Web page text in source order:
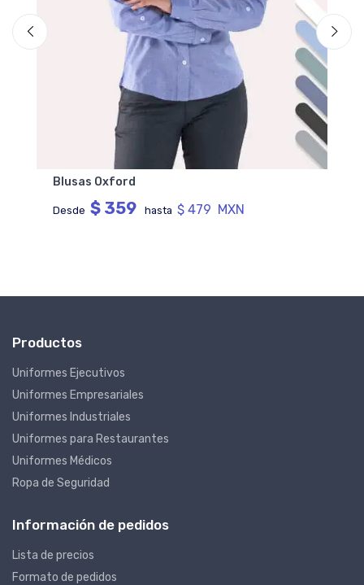
Blusas Oxford
Desde $ 359 hasta $ 479 MXN
Productos
Uniformes Ejecutivos
Uniformes Empresariales
Uniformes Industriales
Uniformes para Restaurantes
Uniformes Médicos
Ropa de Seguridad
Información de pedidos
Lista de precios
Formato de pedidos